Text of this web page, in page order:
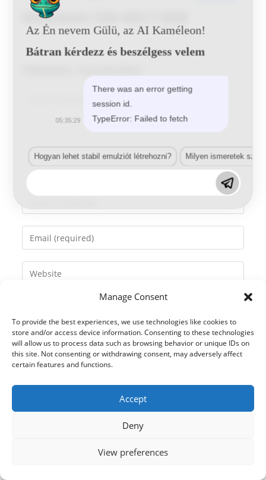
Manage Consent
To provide the best experiences, we use technologies like cookies to
store and/or access device information. Consenting to these technologies
will allow us to process data such as browsing behavior or unique IDs on
this site. Not consenting or withdrawing consent, may adversely affect
certain features and functions.
Accept
Deny
View preferences
Mitsubishi G96 MIX 5 BSB
Enter
your
name
Enter
your
email
address
Enter
your
(optional)
© 2021 Kaméleon Hungary Kft. Minden jog fenntartva. All rights
Az Én nevem Gülü, az AI Kaméleon!
Bátran kérdezz és beszélgess velem
There was an error getting
session id.
TypeError: Failed to fetch
05:35:29
Hogyan lehet stabil emulziót létrehozni? Milyen ismeretek